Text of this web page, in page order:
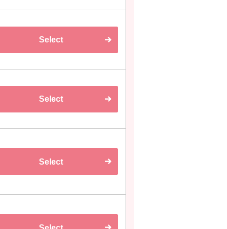
Select
Select
Select